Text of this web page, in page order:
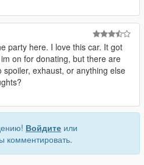
party here. I love this car. It got
on for donating, but there are
spoiler, exhaust, or anything else
Войдите или
комментировать.